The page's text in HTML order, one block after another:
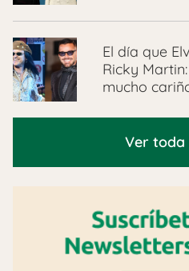
El día que
Ricky
mucho
Ver toda